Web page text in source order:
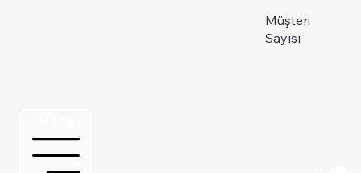
Müşteri
Sayısı